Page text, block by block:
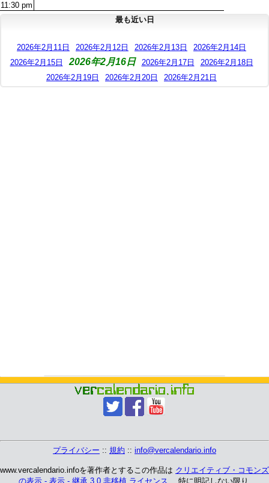
11:30 pm
最も近い日
2026年2月11日 2026年2月12日 2026年2月13日
2026年2月14日
2026年2月15日
2026年2月16日 2026年2月17日
2026年2月18日
2026年2月19日
2026年2月20日 2026年2月21日
プライバシー :: 規約 :: info@vercalendario.info
www.vercalendario.infoを著作者とするこの作品は クリエイティブ・コモンズ
の表示 - 表示 - 継承 3.0 非移植 ライセンス 、 特に明記しない限り.